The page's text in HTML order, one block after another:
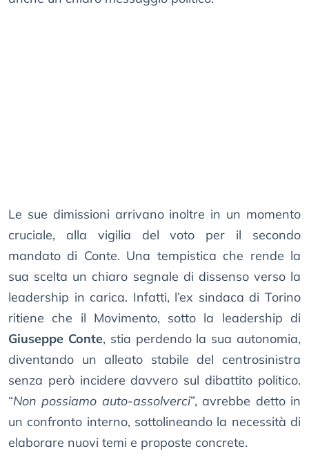
Le sue dimissioni arrivano inoltre in un momento
cruciale, alla vigilia del voto per il secondo
mandato di Conte. Una tempistica che rende la
sua scelta un chiaro segnale di dissenso verso la
leadership in carica. Infatti, l’ex sindaca di Torino
ritiene che il Movimento, sotto la leadership di
Giuseppe Conte, stia perdendo la sua autonomia,
diventando un alleato stabile del centrosinistra
senza però incidere davvero sul dibattito politico.
“Non possiamo auto-assolverci”, avrebbe detto in
un confronto interno, sottolineando la necessità di
elaborare nuovi temi e proposte concrete.